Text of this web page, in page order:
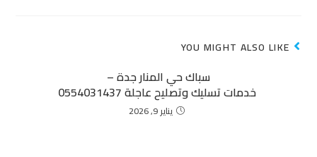
YOU MIGHT ALSO LIKE
سباك حي المنار جدة –
خدمات تسليك وتصليح عاجلة 0554031437
يناير 9, 2026